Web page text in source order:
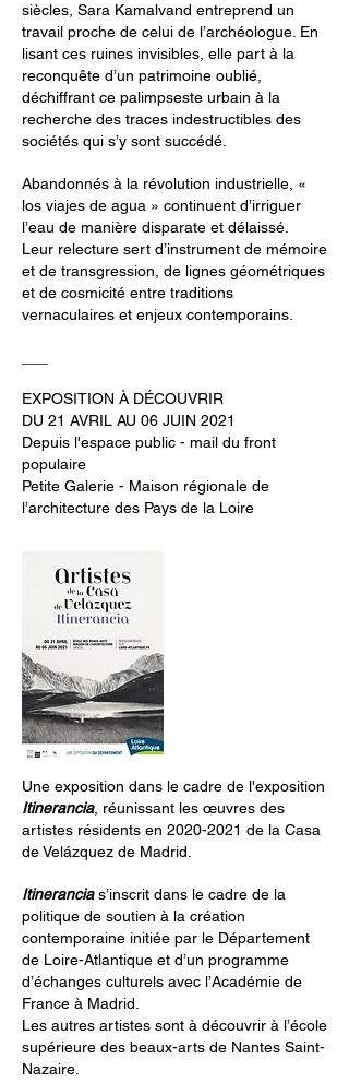
siècles, Sara Kamalvand entreprend un
travail proche de celui de l’archéologue. En
lisant ces ruines invisibles, elle part à la
reconquête d’un patrimoine oublié,
déchiffrant ce palimpseste urbain à la
recherche des traces indestructibles des
sociétés qui s’y sont succédé.
Abandonnés à la révolution industrielle, «
los viajes de agua » continuent d’irriguer
l’eau de manière disparate et délaissé.
Leur relecture sert d’instrument de mémoire
et de transgression, de lignes géométriques
et de cosmicité entre traditions
vernaculaires et enjeux contemporains.
EXPOSITION À DÉCOUVRIR
DU 21 AVRIL AU 06 JUIN 2021
Depuis l'espace public - mail du front
populaire
Petite Galerie - Maison régionale de
l’architecture des Pays de la Loire
Une exposition dans le cadre de l'exposition
Itinerancia, réunissant les œuvres des
artistes résidents en 2020-2021 de la Casa
de Velázquez de Madrid.
Itinerancias’inscrit dans le cadre de la
politique de soutien à la création
contemporaine initiée par le Département
de Loire-Atlantique et d’un programme
d’échanges culturels avec l’Académie de
France à Madrid.
Les autres artistes sont à découvrir à l’école
supérieure des beaux-arts de Nantes Saint-
Nazaire.